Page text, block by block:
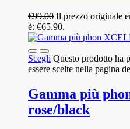
€99.00 Il prezzo originale
è: €65.90.
Scegli Questo prodotto ha
essere scelte nella pagina
Gamma più
rose/black